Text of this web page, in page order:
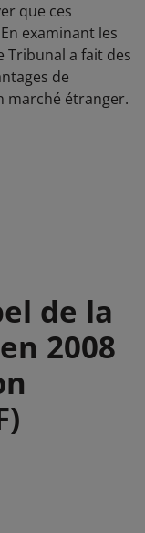
que ces
examinant les
Tribunal a fait des
de
marché étranger.
de la
2008